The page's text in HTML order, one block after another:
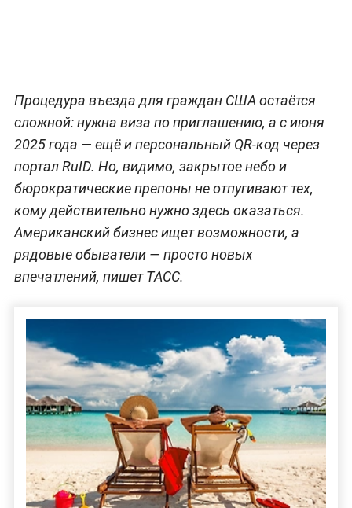
Процедура въезда для граждан США остаётся
сложной: нужна виза по приглашению, а с июня
2025 года — ещё и персональный QR-код через
портал RuID. Но, видимо, закрытое небо и
бюрократические препоны не отпугивают тех,
кому действительно нужно здесь оказаться.
Американский бизнес ищет возможности, а
рядовые обыватели — просто новых
впечатлений, пишет TACC.